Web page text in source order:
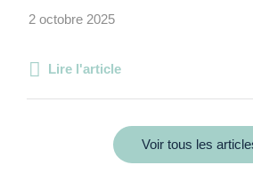
2 octobre 2025
Lire l'article
Voir tous les